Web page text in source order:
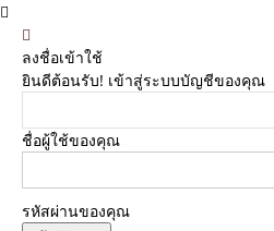
ลงชื่อเข้าใช้
ยินดีต้อนรับ! เข้าสู่ระบบบัญชีของคุณ
ชื่อผู้ใช้ของคุณ
รหัสผ่านของคุณ